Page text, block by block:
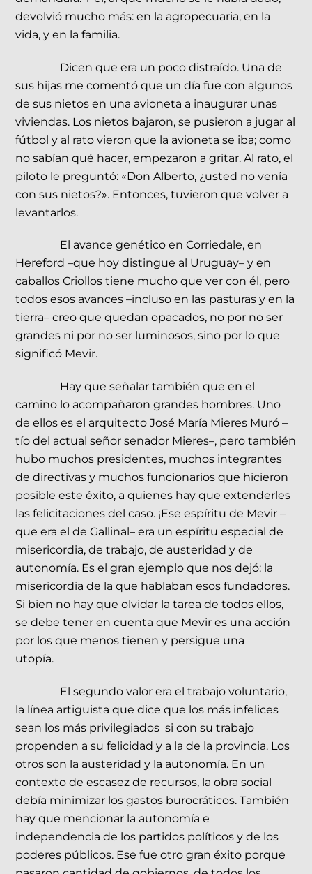
devolvió mucho más: en la agropecuaria, en la
vida, y en la familia.
Dicen que era un poco distraído. Una de
sus hijas me comentó que un día fue con algunos
de sus nietos en una avioneta a inaugurar unas
viviendas. Los nietos bajaron, se pusieron a jugar al
fútbol y al rato vieron que la avioneta se iba; como
no sabían qué hacer, empezaron a gritar. Al rato, el
piloto le preguntó: «Don Alberto, ¿usted no venía
con sus nietos?». Entonces, tuvieron que volver a
levantarlos.
El avance genético en Corriedale, en
Hereford –que hoy distingue al Uruguay– y en
caballos Criollos tiene mucho que ver con él, pero
todos esos avances –incluso en las pasturas y en la
tierra– creo que quedan opacados, no por no ser
grandes ni por no ser luminosos, sino por lo que
significó Mevir.
Hay que señalar también que en el
camino lo acompañaron grandes hombres. Uno
de ellos es el arquitecto José María Mieres Muró –
tío del actual señor senador Mieres–, pero también
hubo muchos presidentes, muchos integrantes
de directivas y muchos funcionarios que hicieron
posible este éxito, a quienes hay que extenderles
las felicitaciones del caso. ¡Ese espíritu de Mevir –
que era el de Gallinal– era un espíritu especial de
misericordia, de trabajo, de austeridad y de
autonomía. Es el gran ejemplo que nos dejó: la
misericordia de la que hablaban esos fundadores.
Si bien no hay que olvidar la tarea de todos ellos,
se debe tener en cuenta que Mevir es una acción
por los que menos tienen y persigue una
utopía.
El segundo valor era el trabajo voluntario,
la línea artiguista que dice que los más infelices
sean los más privilegiados si con su trabajo
propenden a su felicidad y a la de la provincia. Los
otros son la austeridad y la autonomía. En un
contexto de escasez de recursos, la obra social
debía minimizar los gastos burocráticos. También
hay que mencionar la autonomía e
independencia de los partidos políticos y de los
poderes públicos. Ese fue otro gran éxito porque